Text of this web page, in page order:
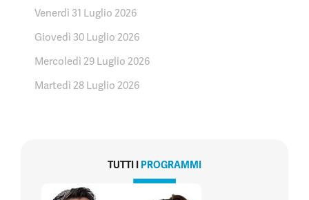
Venerdì 31 Luglio 2026
Giovedì 30 Luglio 2026
Mercoledì 29 Luglio 2026
Martedì 28 Luglio 2026
TUTTI I PROGRAMMI